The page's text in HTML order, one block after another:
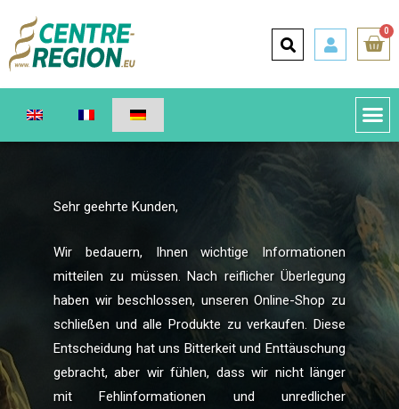
0
Sehr geehrte Kunden,
Wir bedauern, Ihnen wichtige Informationen
mitteilen zu müssen. Nach reiflicher Überlegung
haben wir beschlossen, unseren Online-Shop zu
schließen und alle Produkte zu verkaufen. Diese
Entscheidung hat uns Bitterkeit und Enttäuschung
gebracht, aber wir fühlen, dass wir nicht länger
mit Fehlinformationen und unredlicher